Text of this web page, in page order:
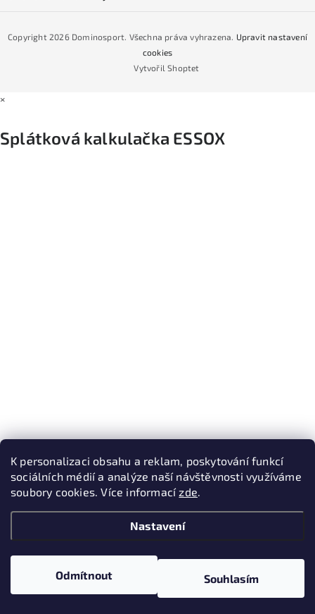
K personalizaci obsahu a reklam, poskytování funkcí
sociálních médií a analýze naší návštěvnosti využíváme
soubory cookies. Více informacízde.
Nastavení
Odmítnout Souhlasím
Podmínky nákupu na splátky ESSOX
Naše prodejna
Vytvořil Shoptet
Copyright 2026 Dominosport. Všechna práva vyhrazena. Upravit nastavení
cookies
×
Splátková kalkulačka ESSOX